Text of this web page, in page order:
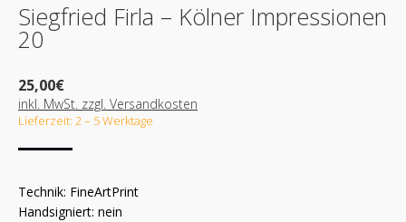
Siegfried Firla – Kölner Impressionen
20
25,00€
inkl. MwSt. zzgl. Versandkosten
Lieferzeit: 2 – 5 Werktage
Technik: FineArtPrint
Handsigniert: nein